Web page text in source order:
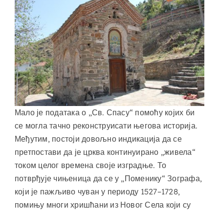
Мало је података о „Св. Спасу“ помоћу којих би
се могла тачно реконструисати његова историја.
Међутим, постоји довољно индикација да се
претпостави да је црква континуирано „живела“
током целог времена своје изградње. То
потврђује чињеница да се у „Поменику“ Зографа,
који је пажљиво чуван у периоду 1527–1728,
помињу многи хришћани из Новог Села који су